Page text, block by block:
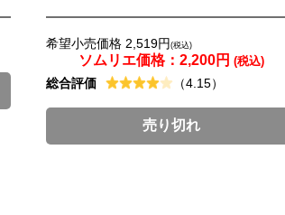
希望小売価格 2,519円 (税込)
ソムリエ価格： 2,200円 (税込)
総合評価 （4.15）
売り切れ